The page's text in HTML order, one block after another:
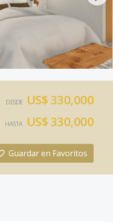
DESDE US$ 330,000
HASTA US$ 330,000
Guardar en Favoritos